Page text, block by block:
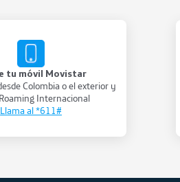
tu móvil Movistar
Colombia o el exterior y
Internacional
Llama al *611#